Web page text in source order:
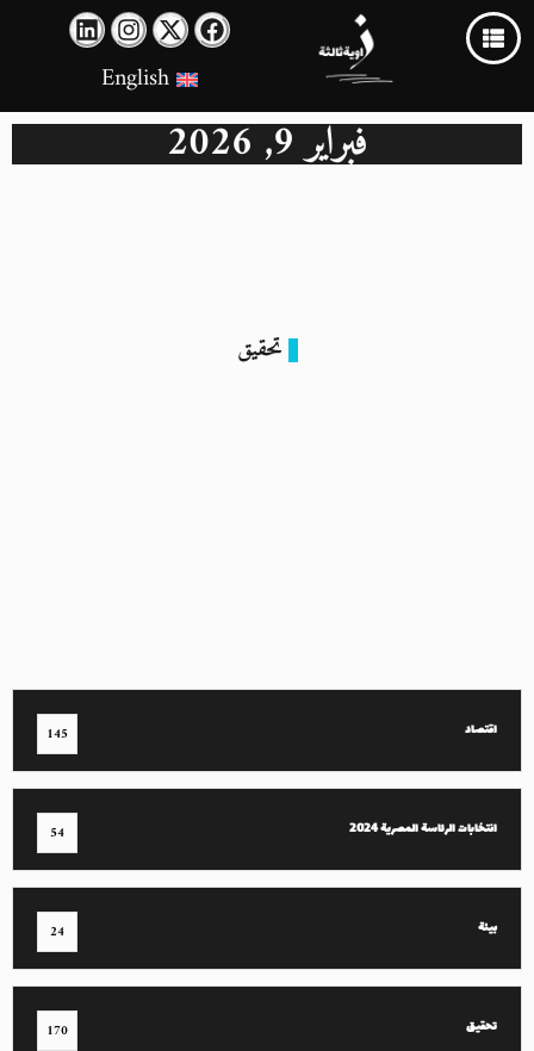
English
فبراير 9, 2026
تحقيق
اقتصاد 145
انتخابات الرئاسة المصرية 2024 54
بيئة 24
تحقيق 170